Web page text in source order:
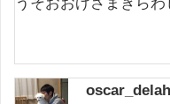
うそおおげさまぎらわ